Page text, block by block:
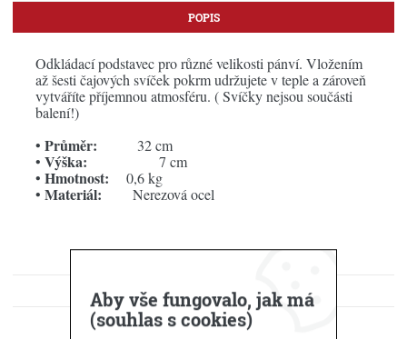
POPIS
Odkládací podstavec pro různé velikosti pánví. Vložením
až šesti čajových svíček pokrm udržujete v teple a zároveň
vytváříte příjemnou atmosféru. ( Svíčky nejsou součásti
balení!)
• Průměr: 32 cm
• Výška: 7 cm
• Hmotnost: 0,6 kg
• Materiál: Nerezová ocel
KE STAŽENÍ
DOTAZ PRODEJCI
Aby vše fungovalo, jak má
(souhlas s cookies)